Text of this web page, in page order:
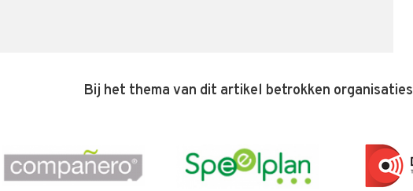
Bij het thema van dit artikel betrokken organisaties